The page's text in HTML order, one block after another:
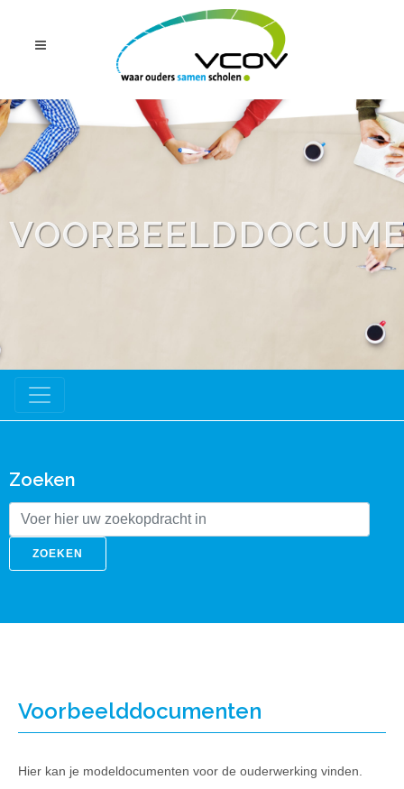
Zoeken
ZOEKEN
Voorbeelddocumenten
Hier kan je modeldocumenten voor de ouderwerking vinden.